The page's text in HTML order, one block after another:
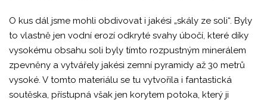
O kus dál jsme mohli obdivovat i jakési „skály ze soli“. Byly
to vlastně jen vodní erozí odkryté svahy úbočí, které díky
vysokému obsahu soli byly tímto rozpustným minerálem
zpevněny a vytvářely jakési zemní pyramidy až 30 metrů
vysoké. V tomto materiálu se tu vytvořila i fantastická
soutěska, přístupná však jen korytem potoka, který ji